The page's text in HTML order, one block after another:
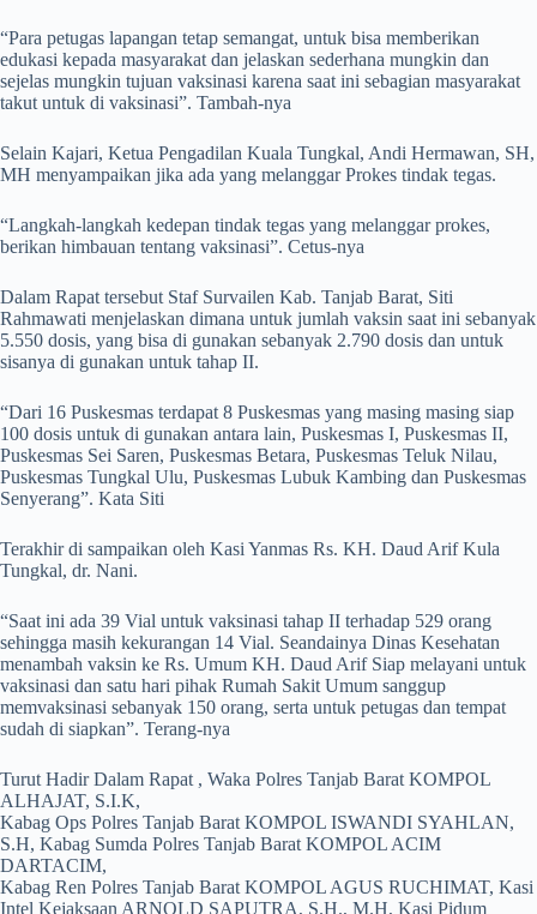
“Para petugas lapangan tetap semangat, untuk bisa memberikan
edukasi kepada masyarakat dan jelaskan sederhana mungkin dan
sejelas mungkin tujuan vaksinasi karena saat ini sebagian masyarakat
takut untuk di vaksinasi”. Tambah-nya
Selain Kajari, Ketua Pengadilan Kuala Tungkal, Andi Hermawan, SH,
MH menyampaikan jika ada yang melanggar Prokes tindak tegas.
“Langkah-langkah kedepan tindak tegas yang melanggar prokes,
berikan himbauan tentang vaksinasi”. Cetus-nya
Dalam Rapat tersebut Staf Survailen Kab. Tanjab Barat, Siti
Rahmawati menjelaskan dimana untuk jumlah vaksin saat ini sebanyak
5.550 dosis, yang bisa di gunakan sebanyak 2.790 dosis dan untuk
sisanya di gunakan untuk tahap II.
“Dari 16 Puskesmas terdapat 8 Puskesmas yang masing masing siap
100 dosis untuk di gunakan antara lain, Puskesmas I, Puskesmas II,
Puskesmas Sei Saren, Puskesmas Betara, Puskesmas Teluk Nilau,
Puskesmas Tungkal Ulu, Puskesmas Lubuk Kambing dan Puskesmas
Senyerang”. Kata Siti
Terakhir di sampaikan oleh Kasi Yanmas Rs. KH. Daud Arif Kula
Tungkal, dr. Nani.
“Saat ini ada 39 Vial untuk vaksinasi tahap II terhadap 529 orang
sehingga masih kekurangan 14 Vial. Seandainya Dinas Kesehatan
menambah vaksin ke Rs. Umum KH. Daud Arif Siap melayani untuk
vaksinasi dan satu hari pihak Rumah Sakit Umum sanggup
memvaksinasi sebanyak 150 orang, serta untuk petugas dan tempat
sudah di siapkan”. Terang-nya
Turut Hadir Dalam Rapat , Waka Polres Tanjab Barat KOMPOL
ALHAJAT, S.I.K,
Kabag Ops Polres Tanjab Barat KOMPOL ISWANDI SYAHLAN,
S.H, Kabag Sumda Polres Tanjab Barat KOMPOL ACIM
DARTACIM,
Kabag Ren Polres Tanjab Barat KOMPOL AGUS RUCHIMAT, Kasi
Intel Kejaksaan ARNOLD SAPUTRA, S.H., M.H, Kasi Pidum